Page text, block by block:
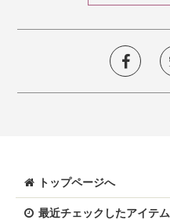
トップページへ
最近チェックしたアイテム